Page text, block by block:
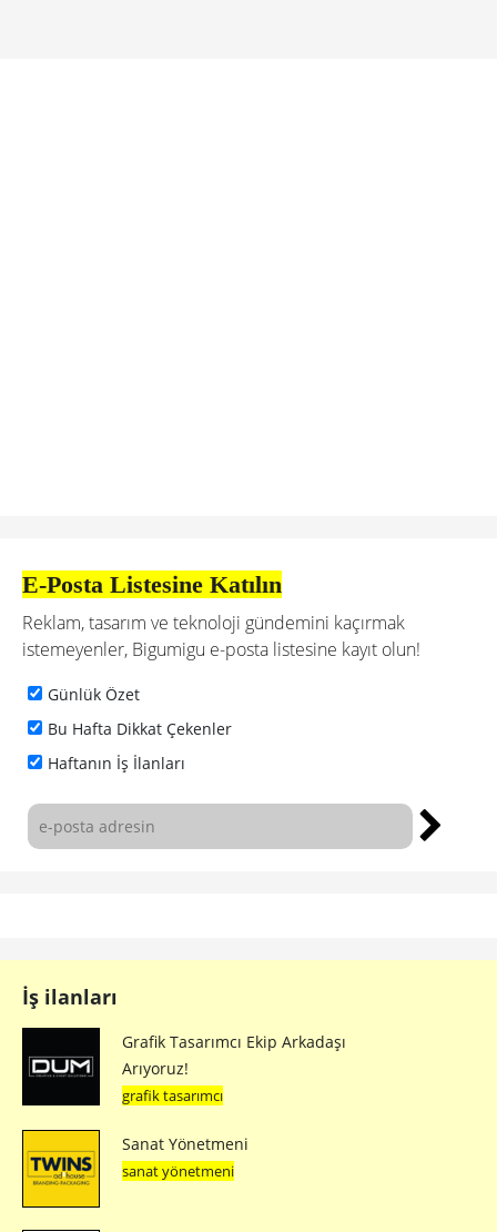
E-Posta Listesine Katılın
Reklam, tasarım ve teknoloji gündemini kaçırmak
istemeyenler, Bigumigu e-posta listesine kayıt olun!
Günlük Özet
Bu Hafta Dikkat Çekenler
Haftanın İş İlanları
İş ilanları
Grafik Tasarımcı Ekip Arkadaşı
Arıyoruz!
grafik tasarımcı
Sanat Yönetmeni
sanat yönetmeni